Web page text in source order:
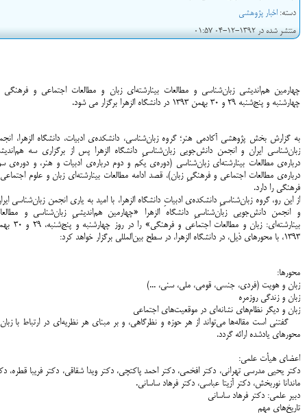
دسته: اخبار پژوهشی
منتشر شده در 1392-12-04 01:57
چهارمین هم‌اندیشی زبان‌شناسی و مطالعات بینارشته‌ای زبان و مطالعات اجتماعی و فرهنگی
چهارشنبه و پنج‌شنبه 29 و 30 بهمن 1393
در دانشگاه الزهرا برگزار می شود.
به گزارش بخش پژوهشی آکادمی هنر؛ گروه زبان‌شناسی، دانشکده‌ی ادبیات، دانشگاه الزهرا،
زبان‌شناسی ایران و انجمن دانش‌جویی زبان‌شناسیِ دانشگاه الزهرا پس از برگزاری سه
درباره‌ی مطالعات بینارشته‌ای زبان‌شناسی (دوره‌ی یکم و دوم درباره‌ی ادبیات و هنر، و دوره‌ی
درباره‌ی مطالعات اجتماعی و فرهنگیِ زبان)، قصد ادامه مطالعات بینارشته‌ای زبان و علوم
فرهنگی را دارد.
از این رو، گروه زبان‌شناسیِ دانشکده‌‌ی ادبیاتِ دانشگاه الزهرا‌، با امید به یاری انجمن زبان‌شناسی
و انجمن دانش‌جویی زبان‌شناسیِ دانشگاه الزهرا «چهارمین هم‌اندیشیِ زبان‌شناسی و
بینارشته‌ای: زبان و مطالعات اجتماعی و
1393، با محورهای ذیل، در دانشگاه الزهرا، در سطح بین‌المللی برگزار خواهد کرد:
محورها:
زبان و هویت (فردی، جنسی، قومی، ملی، سنی، ...)
زبان و زندگی روزمره
زبان و دیگر نظام‌های نشانه‌ای در موقعیت‌های اجتماعی
گفتنی است مقاله‌ها می‌تواند از هر حوزه و نظرگاهی، و بر مبنای هر نظریه‌ای در ارتباط با
محورهای یادشده ارائه گردد.
اعضای هیأت علمی:
دکتر یحیی مدرسی تهرانی، دکتر افخمی، دکتر احمد پاکتچی، دکتر ویدا شقاقی، دکتر فریبا قطره،
ماندانا نوربخش، دکتر آزیتا عباسی، دکتر فرهاد ساسانی.
دبیر علمی: دکتر فرهاد ساسانی
تاریخ‌های مهم